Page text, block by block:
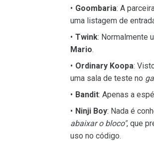
Goombaria: A
uma listagem de
Twink: Normalmente
Mario.
Ordinary Koopa:
uma sala de teste no
Bandit: Apenas a
Ninji Boy: Nada é
abaixar o bloco", que
uso no código.